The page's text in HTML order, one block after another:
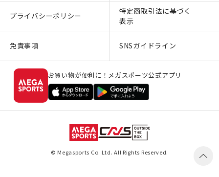
プライバシーポリシー
特定商取引法に基づく
表示
免責事項 SNSガイドライン
お買い物が便利に！メガスポーツ公式アプリ
© Megasports Co. Ltd. All Rights Reserved.